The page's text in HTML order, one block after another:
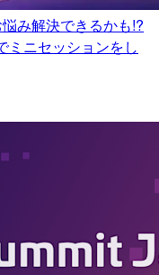
み解決できるかも!?
ミニセッションをし